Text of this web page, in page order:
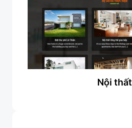
Nội thất